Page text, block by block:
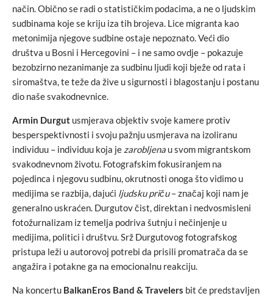
način. Obično se radi o statističkim podacima, a ne o ljudskim
sudbinama koje se kriju iza tih brojeva. Lice migranta kao
metonimija njegove sudbine ostaje nepoznato. Veći dio
društva u Bosni i Hercegovini – i ne samo ovdje – pokazuje
bezobzirno nezanimanje za sudbinu ljudi koji bježe od rata i
siromaštva, te teže da žive u sigurnosti i blagostanju i postanu
dio naše svakodnevnice.
Armin Durgut usmjerava objektiv svoje kamere protiv
besperspektivnosti i svoju pažnju usmjerava na izoliranu
individuu – individuu koja je zarobljena u svom migrantskom
svakodnevnom životu. Fotografskim fokusiranjem na
pojedinca i njegovu sudbinu, okrutnosti onoga što vidimo u
medijima se razbija, dajući ljudsku priču– značaj koji nam je
generalno uskraćen. Durgutov čist, direktan i nedvosmisleni
fotožurnalizam iz temelja podriva šutnju i nečinjenje u
medijima, politici i društvu. Srž Durgutovog fotografskog
pristupa leži u autorovoj potrebi da prisili promatrača da se
angažira i potakne ga na emocionalnu reakciju.
Na koncertu BalkanEros Band & Travelers bit će predstavljen